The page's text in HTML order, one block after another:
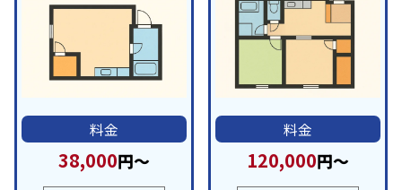
料金
38,000円～
料金
120,000円～